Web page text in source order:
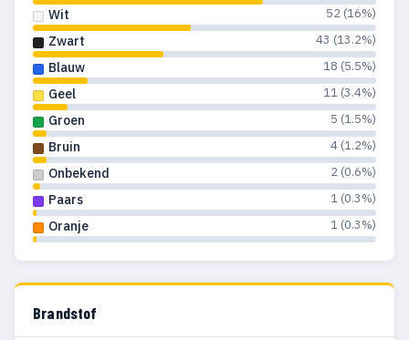
Wit 52 (16%)
Zwart 43 (13.2%)
Blauw 18 (5.5%)
Geel 11 (3.4%)
Groen 5 (1.5%)
Bruin 4 (1.2%)
Onbekend 2 (0.6%)
Paars 1 (0.3%)
Oranje 1 (0.3%)
Brandstof